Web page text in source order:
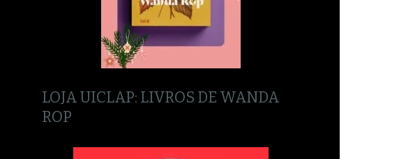
LOJA UICLAP: LIVROS DE WANDA
ROP